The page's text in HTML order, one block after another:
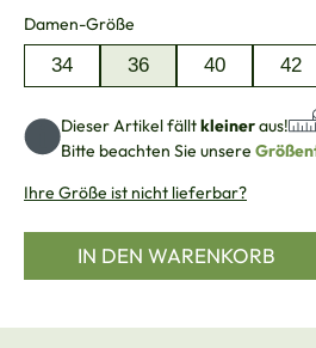
Damen-Größe
34 36 40 42
Dieser Artikel fälltkleineraus!
Bitte beachten Sie unsere
Ihre Größe ist nicht lieferbar?
IN DEN WARENKORB